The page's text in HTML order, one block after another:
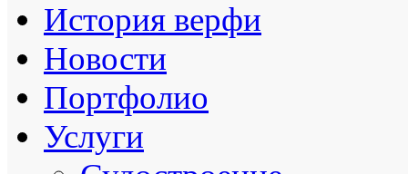
История верфи
Новости
Портфолио
Услуги